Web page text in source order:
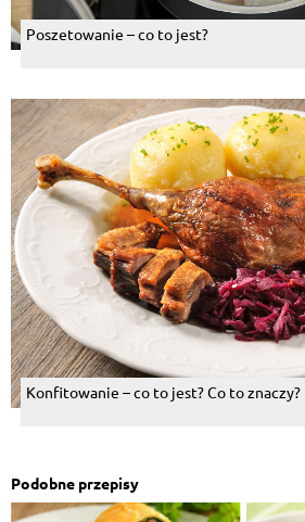
Poszetowanie – co to jest?
Konfitowanie – co to jest? Co to znaczy?
Podobne przepisy